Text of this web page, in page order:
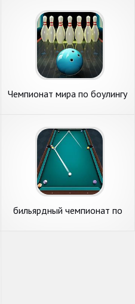
Чемпионат мира по боулингу
бильярдный чемпионат по